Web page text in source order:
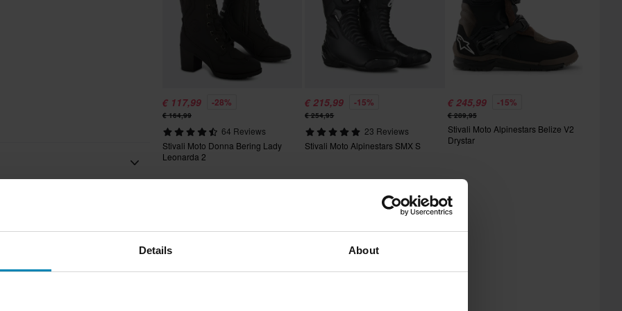
Details About
Sport
€ 117,99 -28%
€ 164,99
64 Reviews
Stivali Moto Donna Bering Lady
Leonarda 2
€ 215,99 -15%
€ 254,95
23 Reviews
Stivali Moto Alpinestars SMX S
€ 245,99 -15%
€ 289,95
Stivali Moto Alpinestars Belize V2
Drystar